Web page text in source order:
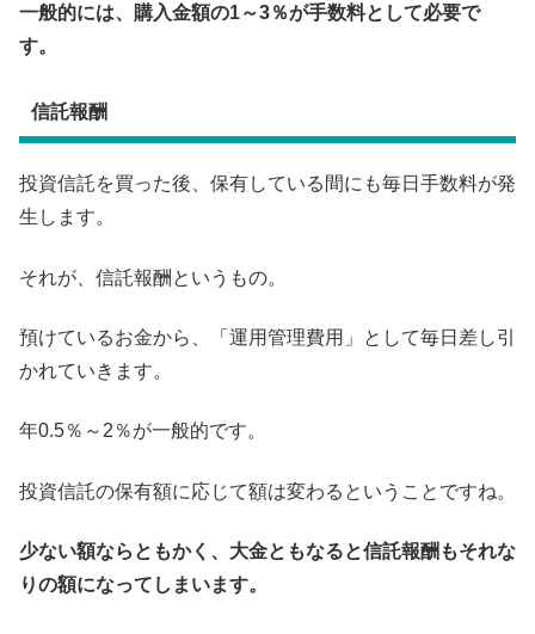
一般的には、購入金額の1～3％が手数料として必要で
す。
信託報酬
投資信託を買った後、保有している間にも毎日手数料が発
生します。
それが、信託報酬というもの。
預けているお金から、「運用管理費用」として毎日差し引
かれていきます。
年0.5％～2％が一般的です。
投資信託の保有額に応じて額は変わるということですね。
少ない額ならともかく、大金ともなると信託報酬もそれな
りの額になってしまいます。